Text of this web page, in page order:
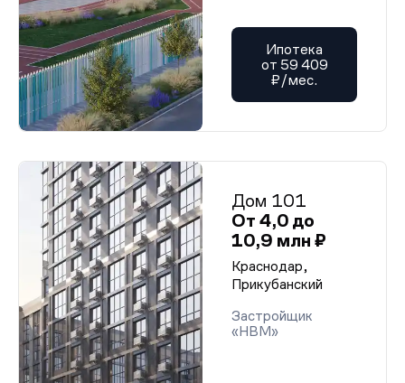
Ипотека
от 59 409
₽/мес.
Дом 101
От 4,0 до
10,9 млн ₽
Краснодар,
Прикубанский
Застройщик
«НВМ»